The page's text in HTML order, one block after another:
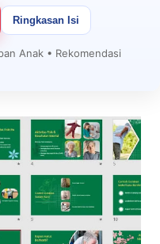
Ringkasan Isi
Anak • Rekomendasi